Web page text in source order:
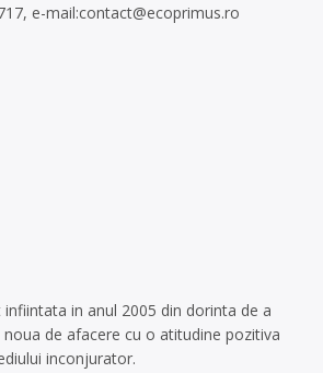
e-mail:contact@ecoprimus.ro
infiintata in anul 2005 din dorinta de a
de afacere cu o atitudine pozitiva
inconjurator.